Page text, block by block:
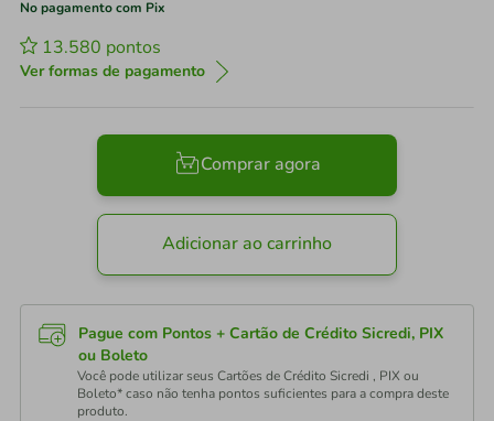
No pagamento com Pix
13.580 pontos
Ver formas de pagamento
Comprar agora
Adicionar ao carrinho
Pague com Pontos + Cartão de Crédito Sicredi, PIX
ou Boleto
Você pode utilizar seus Cartões de Crédito Sicredi , PIX ou
Boleto* caso não tenha pontos suficientes para a compra deste
produto.